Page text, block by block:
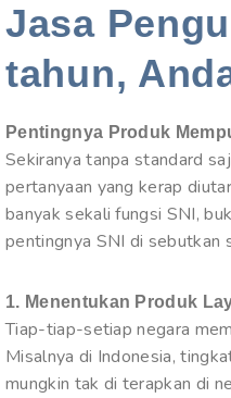
Jasa
tahun,
Pentingnya Produk
Sekiranya tanpa standard
pertanyaan yang kerap
banyak sekali fungsi SNI,
pentingnya SNI di sebutkan
1. Menentukan Produk
Tiap-tiap-setiap negara
Misalnya di Indonesia,
mungkin tak di terapkan di